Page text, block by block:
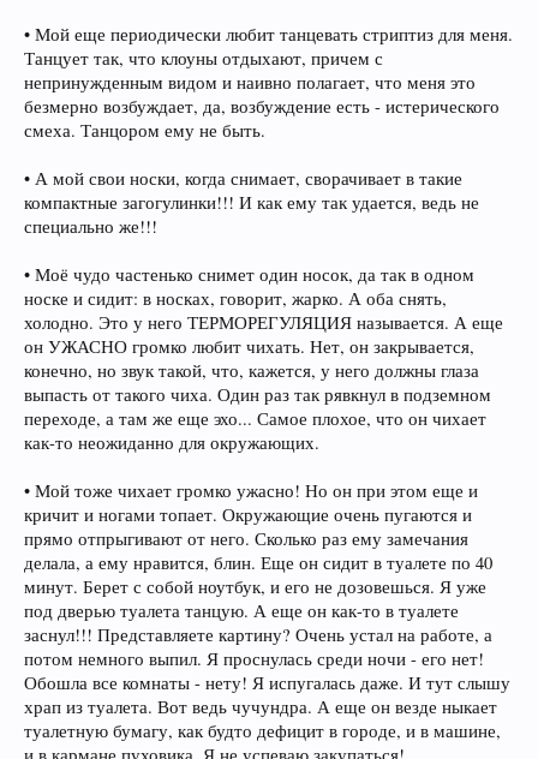
• Мой еще периодически любит танцевать стриптиз для меня.
Танцует так, что клоуны отдыхают, причем с
непринужденным видом и наивно полагает, что меня это
безмерно возбуждает, да, возбуждение есть - истерического
смеха. Танцором ему не быть.
• А мой свои носки, когда снимает, сворачивает в такие
компактные загогулинки!!! И как ему так удается, ведь не
специально же!!!
• Моё чудо частенько снимет один носок, да так в одном
носке и сидит: в носках, говорит, жарко. А оба снять,
холодно. Это у него ТЕРМОРЕГУЛЯЦИЯ называется. А еще
он УЖАСНО громко любит чихать. Нет, он закрывается,
конечно, но звук такой, что, кажется, у него должны глаза
выпасть от такого чиха. Один раз так рявкнул в подземном
переходе, а там же еще эхо... Самое плохое, что он чихает
как-то неожиданно для окружающих.
• Мой тоже чихает громко ужасно! Но он при этом еще и
кричит и ногами топает. Окружающие очень пугаются и
прямо отпрыгивают от него. Сколько раз ему замечания
делала, а ему нравится, блин. Еще он сидит в туалете по 40
минут. Берет с собой ноутбук, и его не дозовешься. Я уже
под дверью туалета танцую. А еще он как-то в туалете
заснул!!! Представляете картину? Очень устал на работе, а
потом немного выпил. Я проснулась среди ночи - его нет!
Обошла все комнаты - нету! Я испугалась даже. И тут слышу
храп из туалета. Вот ведь чучундра. А еще он везде ныкает
туалетную бумагу, как будто дефицит в городе, и в машине,